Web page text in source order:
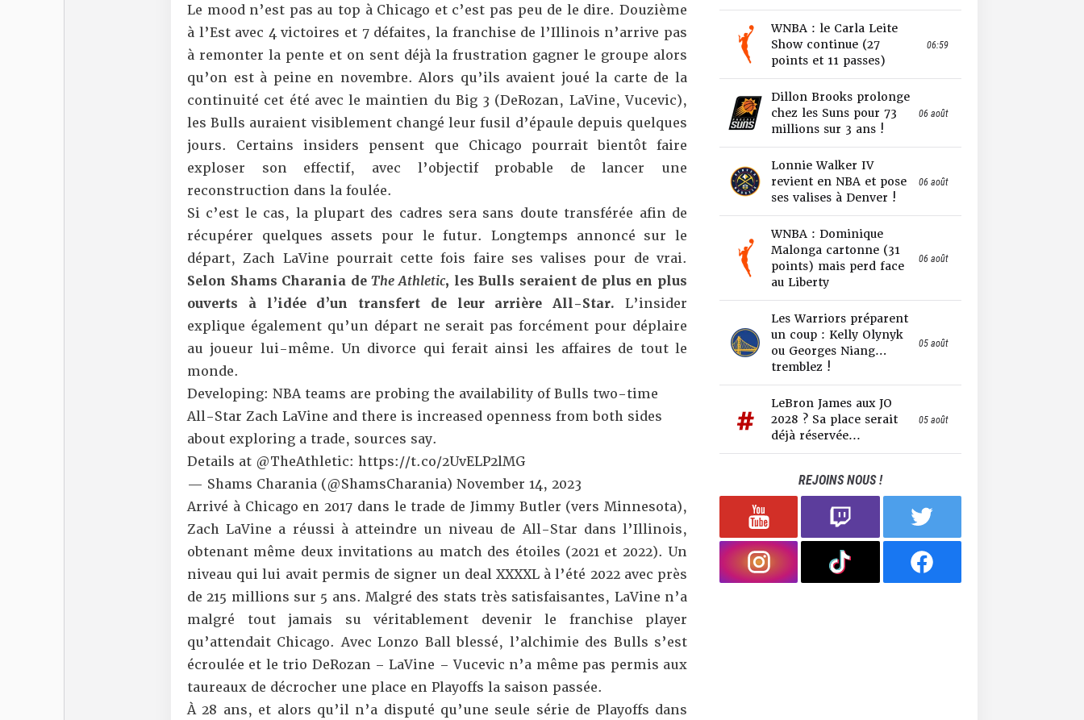
Le mood n’est pas au top à Chicago et c’est pas peu de le dire. Douzième
à l’Est avec 4 victoires et 7 défaites, la franchise de l’Illinois n’arrive pas
à remonter la pente et on sent déjà la frustration gagner le groupe alors
qu’on est à peine en novembre. Alors qu’ils avaient joué la carte de la
continuité cet été avec le maintien du Big 3 (DeRozan, LaVine, Vucevic),
les Bulls auraient visiblement changé leur fusil d’épaule depuis quelques
jours. Certains insiders pensent que Chicago pourrait bientôt faire
exploser son effectif, avec l’objectif probable de lancer une
reconstruction dans la foulée.
Si c’est le cas, la plupart des cadres sera sans doute transférée afin de
récupérer quelques assets pour le futur. Longtemps annoncé sur le
départ, Zach LaVine pourrait cette fois faire ses valises pour de vrai.
Selon Shams Charania deThe Athletic, les Bulls seraient de plus en plus
ouverts à l’idée d’un transfert de leur arrière All-Star. L’insider
explique également qu’un départ ne serait pas forcément pour déplaire
au joueur lui-même. Un divorce qui ferait ainsi les affaires de tout le
monde.
Developing: NBA teams are probing the availability of Bulls two-time
All-Star Zach LaVine and there is increased openness from both sides
about exploring a trade, sources say.
Details at @TheAthletic: https://t.co/2UvELP2lMG
— Shams Charania (@ShamsCharania) November 14, 2023
Arrivé à Chicago en 2017 dans le trade de Jimmy Butler (vers Minnesota),
Zach LaVine a réussi à atteindre un niveau de All-Star dans l’Illinois,
obtenant même deux invitations au match des étoiles (2021 et 2022). Un
niveau qui lui avait permis de signer un deal XXXXL à l’été 2022 avec près
de 215 millions sur 5 ans. Malgré des stats très satisfaisantes, LaVine n’a
malgré tout jamais su véritablement devenir le franchise player
qu’attendait Chicago. Avec Lonzo Ball blessé, l’alchimie des Bulls s’est
écroulée et le trio DeRozan – LaVine – Vucevic n’a même pas permis aux
taureaux de décrocher une place en Playoffs la saison passée.
À 28 ans, et alors qu’il n’a disputé qu’une seule série de Playoffs dans
WNBA : le Carla Leite
Show continue (27
points et 11 passes)
06:59
Dillon Brooks prolonge
chez les Suns pour 73
millions sur 3 ans !
06 août
Lonnie Walker IV
revient en NBA et pose
ses valises à Denver !
06 août
WNBA : Dominique
Malonga cartonne (31
points) mais perd face
au Liberty
06 août
Les Warriors préparent
un coup : Kelly Olynyk
ou Georges Niang…
tremblez !
05 août
LeBron James aux JO
2028 ? Sa place serait
déjà réservée...
05 août
REJOINS NOUS !